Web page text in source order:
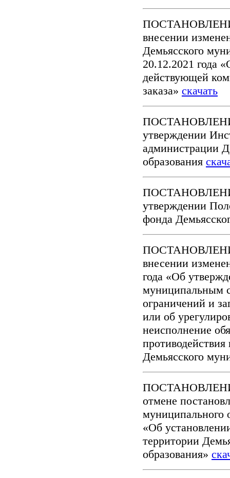
внесении
Демьясского
20.12.2021 года
действующей
заказа» скачать
утверждении
администрации
образования
утверждении
фонда
внесении
года «Об
муниципальным
ограничений и
или об
неисполнение
Демьясского
ПОСТАНОВЛЕНИЕ
отмене
муниципального
«Об
территории
образования»